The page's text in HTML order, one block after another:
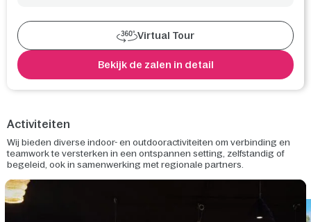
Virtual Tour
Bekijk de zalen in detail
Activiteiten
Wij bieden diverse indoor- en outdooractiviteiten om verbinding en
teamwork te versterken in een ontspannen setting, zelfstandig of
begeleid, ook in samenwerking met regionale partners.